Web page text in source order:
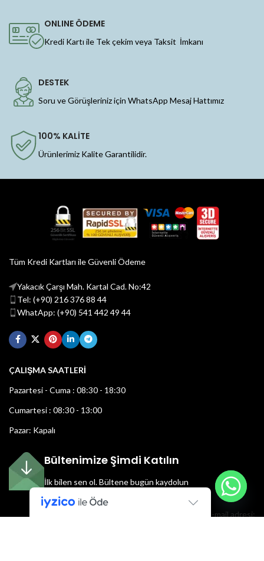
ONLINE ÖDEME
Kredi Kartı ile Tek çekim veya Taksit İmkanı
DESTEK
Soru ve Görüşleriniz için WhatsApp Mesaj Hattımız
100% KALİTE
Ürünlerimiz Kalite Garantilidir.
Tüm Kredi Kartları ile Güvenli Ödeme
Yakacık Çarşı Mah. Kartal Cad. No:42
Tel: (+90) 216 376 88 44
WhatApp: (+90) 541 442 49 44
ÇALIŞMA SAATLERİ
Pazartesi - Cuma : 08:30 - 18:30
Cumartesi : 08:30 - 13:00
Pazar: Kapalı
Bültenimize Şimdi Katılın
İlk bilen sen ol.Bültene bugün kaydolun
E-mail adresi: